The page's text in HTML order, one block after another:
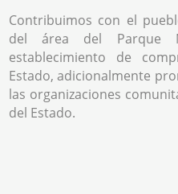
Contribuimos con el
del área del Parque
establecimiento de
Estado, adicionalmente
las organizaciones
del Estado.